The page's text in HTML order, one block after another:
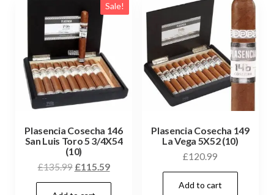
Sale!
Plasencia Cosecha 146
San Luis Toro 5 3/4X54
(10)
£135.99 £115.59
Plasencia Cosecha 149
La Vega 5X52 (10)
£120.99
Add to cart